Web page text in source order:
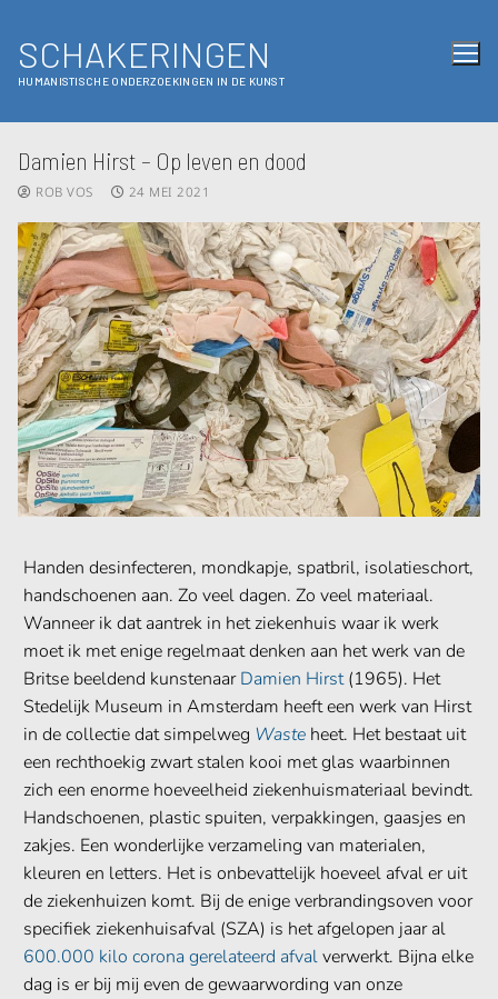
SCHAKERINGEN
HUMANISTISCHE ONDERZOEKINGEN IN DE KUNST
Damien Hirst – Op leven en dood
ROB VOS 24 MEI 2021
Handen desinfecteren, mondkapje, spatbril, isolatieschort,
handschoenen aan. Zo veel dagen. Zo veel materiaal.
Wanneer ik dat aantrek in het ziekenhuis waar ik werk
moet ik met enige regelmaat denken aan het werk van de
Britse beeldend kunstenaar Damien Hirst(1965). Het
Stedelijk Museum in Amsterdam heeft een werk van Hirst
in de collectie dat simpelweg Waste heet. Het bestaat uit
een rechthoekig zwart stalen kooi met glas waarbinnen
zich een enorme hoeveelheid ziekenhuismateriaal bevindt.
Handschoenen, plastic spuiten, verpakkingen, gaasjes en
zakjes. Een wonderlijke verzameling van materialen,
kleuren en letters. Het is onbevattelijk hoeveel afval er uit
de ziekenhuizen komt. Bij de enige verbrandingsoven voor
specifiek ziekenhuisafval (SZA) is het afgelopen jaar al
600.000 kilo corona gerelateerd afvalverwerkt. Bijna elke
dag is er bij mij even de gewaarwording van onze